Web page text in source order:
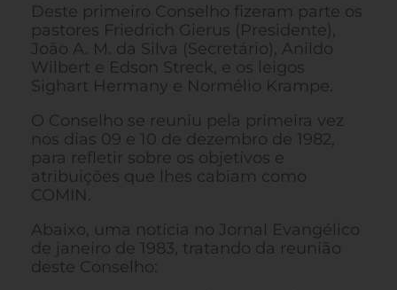
Deste primeiro Conselho fizeram parte os
pastores Friedrich Gierus (Presidente),
João A. M. da Silva (Secretário), Anildo
Wilbert e Edson Streck, e os leigos
Sighart Hermany e Normélio Krampe.
O Conselho se reuniu pela primeira vez
nos dias 09 e 10 de dezembro de 1982,
para refletir sobre os objetivos e
atribuições que lhes cabiam como
COMIN.
Abaixo, uma notícia no Jornal Evangélico
de janeiro de 1983, tratando da reunião
deste Conselho: